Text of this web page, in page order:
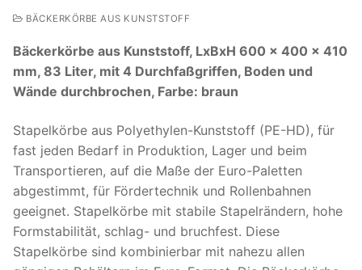
Suchen
nach:
BÄCKERKÖRBE AUS KUNSTSTOFF
Bäckerkörbe aus Kunststoff, LxBxH 600 x 400 x 410
mm, 83 Liter, mit 4 Durchfaßgriffen, Boden und
Wände durchbrochen, Farbe: braun
Stapelkörbe aus Polyethylen-Kunststoff (PE-HD), für
fast jeden Bedarf in Produktion, Lager und beim
Transportieren, auf die Maße der Euro-Paletten
abgestimmt, für Fördertechnik und Rollenbahnen
geeignet. Stapelkörbe mit stabile Stapelrändern, hohe
Formstabilität, schlag- und bruchfest. Diese
Stapelkörbe sind kombinierbar mit nahezu allen